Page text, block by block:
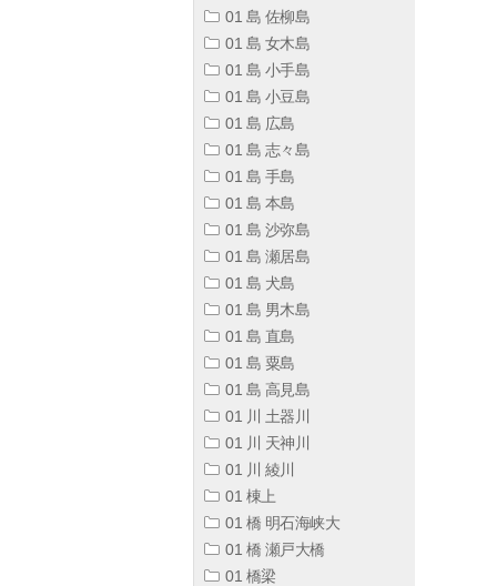
01 島 佐柳島
01 島 女木島
01 島 小手島
01 島 小豆島
01 島 広島
01 島 志々島
01 島 手島
01 島 本島
01 島 沙弥島
01 島 瀬居島
01 島 犬島
01 島 男木島
01 島 直島
01 島 粟島
01 島 高見島
01 川 土器川
01 川 天神川
01 川 綾川
01 棟上
01 橋 明石海峡大
01 橋 瀬戸大橋
01 橋梁